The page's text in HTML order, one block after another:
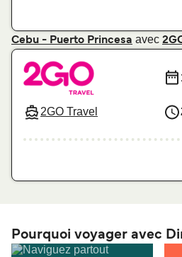
Cebu - Puerto Princesa avec
2GO Travel
Pourquoi voyager avec